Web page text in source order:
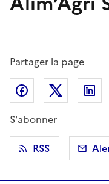
Partager la page
Partager sur
S'abonner
RSS